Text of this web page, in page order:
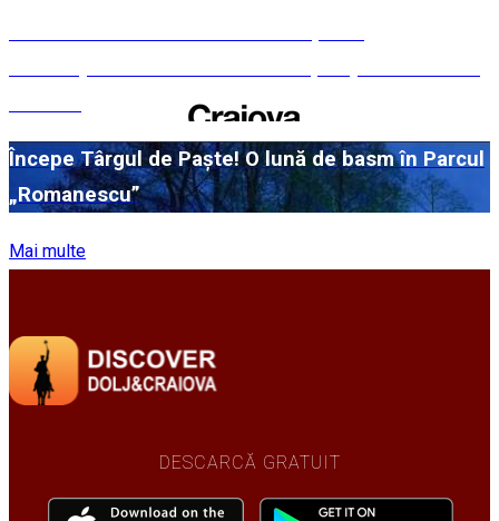
Începe Târgul de Paște! O lună de basm în Parcul
„Romanescu”
Mai multe
DESCARCĂ GRATUIT